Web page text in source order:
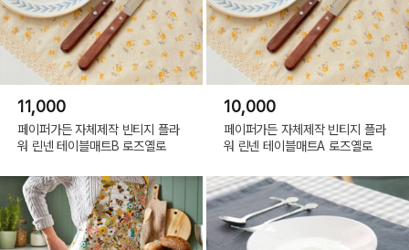
11,000
페이퍼가든 자체제작 빈티지 플라
워 린넨 테이블매트B 로즈옐로
10,000
페이퍼가든 자체제작 빈티지 플라
워 린넨 테이블매트A 로즈옐로